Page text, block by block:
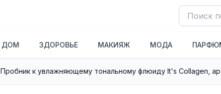
ДОМ ЗДОРОВЬЕ МАКИЯЖ МОДА
Пробник к увлажняющему тональному флюиду It's Collagen,